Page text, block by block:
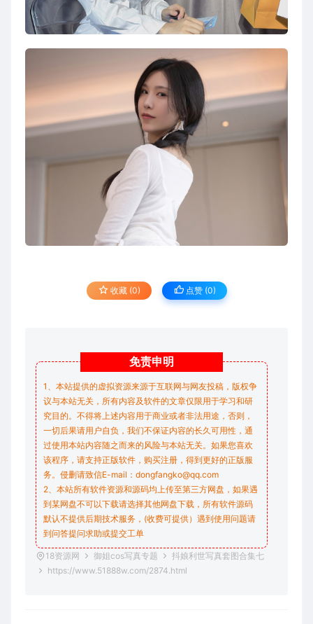
收藏 (0) 点赞 (0)
免责申明
1、本站提供的虚拟资源来源于互联网与网友投稿，版权争
议与本站无关，所有内容及软件的文章仅限用于学习和研
究目的。不得将上述内容用于商业或者非法用途，否则，
一切后果请用户自负，我们不保证内容的长久可用性，通
过使用本站内容随之而来的风险与本站无关。如果您喜欢
该程序，请支持正版软件，购买注册，得到更好的正版服
务。侵删请致信E-mail：dongfangko@qq.com
2、本站所有软件资源和源码均上传至第三方网盘，如果遇
到某网盘不可以下载请选择其他网盘下载，所有软件源码
默认不提供后期技术服务，(收费可提供）遇到使用问题请
到问答提问求助或提交工单
18资源网 御姐cos写真专题
抖娘利世写真套图合集七
https://www.51888w.com/2874.html